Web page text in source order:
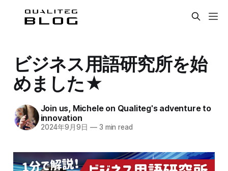
ビジネス用語研究所を始
めました★
Join us, Michele on Qualiteg's adventure to
innovation
2024年9月9日 —3 min read